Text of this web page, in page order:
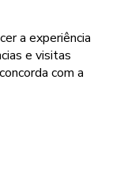
a experiência
e visitas
com a